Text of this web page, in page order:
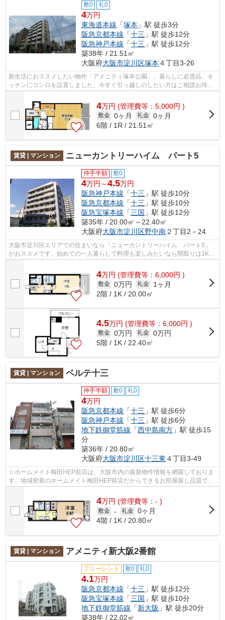
敷0 礼0
4万円
東海道本線 「塚本 」駅 徒歩3分
阪急京都本線 「十三 」駅 徒歩12分
阪急神戸本線 「十三 」駅 徒歩12分
築38年 / 21.51㎡
大阪府大阪市淀川区塚本 ４丁目3-26
新生活におススメしたい物件「アメニティ塚本公園」。暮らしに必需品、キ
ッチンにコンロを設置しました。今すぐ引っ越しのしたい方はご相談お待ち
4万円 (管理費等：5,000円 )
敷金 0ヶ月 礼金 0ヶ月
6階 / 1R / 21.51㎡
賃貸 | マンション ニューカントリーハイム パート5
仲手半額 敷0
4万円～4.5万円
阪急神戸本線 「十三 」駅 徒歩10分
阪急京都本線 「十三 」駅 徒歩10分
阪急宝塚本線 「三国 」駅 徒歩12分
築35年 / 20.00㎡～22.40㎡
大阪府大阪市淀川区野中南２丁目2－24
大阪市淀川区エリアでの住まいなら「ニューカントリーハイム パート5」
がおススメです。始めての一人暮らしで料理も楽しみたいなら間取りは1K。
4万円 (管理費等：6,000円 )
敷金 0万円 礼金
1ヶ月
2階 / 1K / 20.00㎡
4.5万円 (管理費等：6,000円 )
敷金 0万円 礼金 0万円
5階 / 1K / 22.40㎡
賃貸 | マンション ベルテ十三
仲手半額 敷0 礼0
4万円
阪急京都本線 「十三 」駅 徒歩6分
阪急神戸本線 「十三 」駅 徒歩6分
地下鉄御堂筋線 「西中島南方 」駅 徒歩15
分
築36年 / 20.80㎡
大阪府大阪市淀川区十三東 ４丁目3-49
☆ホームメイト梅田HEP前店は、大阪市内の最新物件情報を網羅しておりま
す。地域密着のホームメイト梅田HEP前店だからできるお部屋探し品質であ
4万円 (管理費等：- )
敷金 - 礼金 0ヶ月
4階 / 1K / 20.80㎡
賃貸 | マンション アメニティ新大阪2番館
フリーレント 敷0 礼0
4.1万円
阪急京都本線 「十三 」駅 徒歩12分
阪急宝塚本線 「三国 」駅 徒歩10分
地下鉄御堂筋線 「新大阪 」駅 徒歩20分
築38年 / 22.02㎡